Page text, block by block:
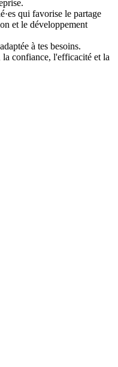
qui favorise le partage
et le développement
à tes besoins.
confiance, l'efficacité et la